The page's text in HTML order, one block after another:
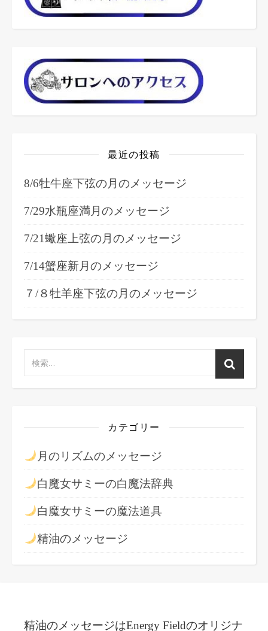
最近の投稿
8/6牡牛座下弦の月のメッセージ
7/29水瓶座満月のメッセージ
7/21蠍座上弦の月のメッセージ
7/14蟹座新月のメッセージ
７/８牡羊座下弦の月のメッセージ
カテゴリー
月のリズムのメッセージ
白魔女サミーの白魔法辞典
白魔女サミーの魔法道具
精油のメッセージ
精油のメッセージはEnergy Fieldのオリジナ